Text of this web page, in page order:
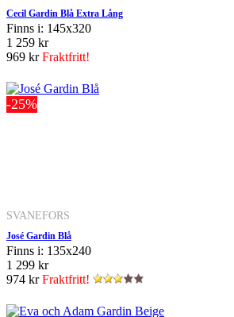
Cecil Gardin Blå Extra Lång
Finns i: 145x320
1 259 kr
969 krFraktfritt!
-25%
SVANEFORS
José Gardin Blå
Finns i: 135x240
1 299 kr
974 krFraktfritt!